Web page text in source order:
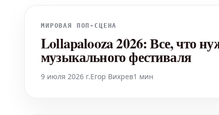
МИРОВАЯ ПОП-СЦЕНА
Lollapalooza 2026: Все, что
музыкального фестиваля
9 июля 2026 г.Егор Вихрев1 мин